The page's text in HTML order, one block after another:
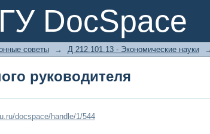
DocSpace
руководителя
советы → Д 212.101.13 - Экономические науки
руководителя
docspace/handle/1/544